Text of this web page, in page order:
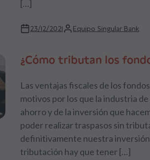
[…]
23/12/2021 Equipo Singular Bank
¿Cómo tributan los
Las ventajas fiscales de los
motivos por los que la industria
ahorro y de la inversión que
poder realizar traspasos sin
definitivamente nuestra
tributación hay que tener […]